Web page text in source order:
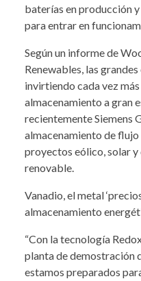
baterías en producción
para entrar en
Según un informe de
Renewables, las
invirtiendo cada vez
almacenamiento a gran
recientemente Siemens
almacenamiento de
proyectos eólico, solar
renovable.
Vanadio, el metal
almacenamiento
“Con la tecnología
planta de demostración
estamos preparados